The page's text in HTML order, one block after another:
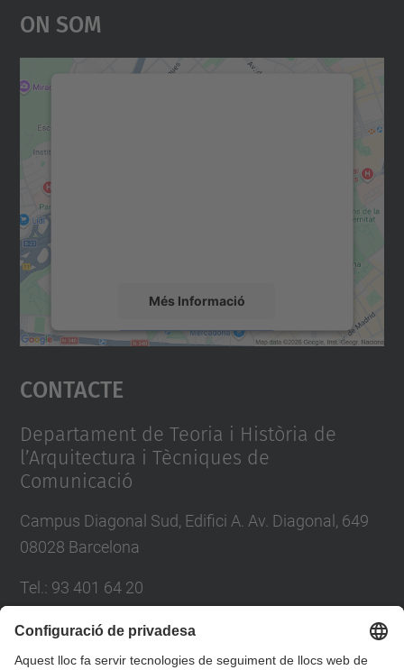
On Som
Més Informació
Accepta
powered by
Contacte
Departament de Teoria i Història de
l’Arquitectura i Tècniques de
Comunicació
Campus Diagonal Sud, Edifici A. Av. Diagonal, 649
08028 Barcelona
Tel. : 93 401 64 20
E-mail:direccio.thatc@upc.edu